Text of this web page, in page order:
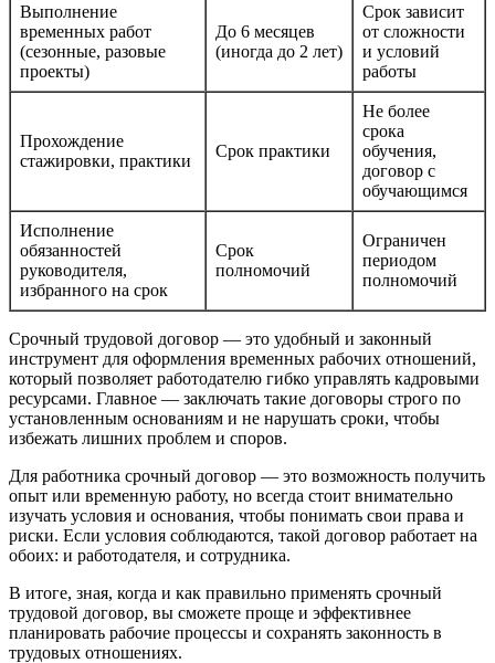
Выполнение
временных работ
(сезонные, разовые
проекты)
До 6 месяцев
(иногда до 2 лет)
Срок зависит
от сложности
и условий
работы
Прохождение
стажировки, практики
Срок практики
Не более
срока
обучения,
договор с
обучающимся
Исполнение
обязанностей
руководителя,
избранного на срок
Срок
полномочий
Ограничен
периодом
полномочий
Срочный трудовой договор — это удобный и законный
инструмент для оформления временных рабочих отношений,
который позволяет работодателю гибко управлять кадровыми
ресурсами. Главное — заключать такие договоры строго по
установленным основаниям и не нарушать сроки, чтобы
избежать лишних проблем и споров.
Для работника срочный договор — это возможность получить
опыт или временную работу, но всегда стоит внимательно
изучать условия и основания, чтобы понимать свои права и
риски. Если условия соблюдаются, такой договор работает на
обоих: и работодателя, и сотрудника.
В итоге, зная, когда и как правильно применять срочный
трудовой договор, вы сможете проще и эффективнее
планировать рабочие процессы и сохранять законность в
трудовых отношениях.